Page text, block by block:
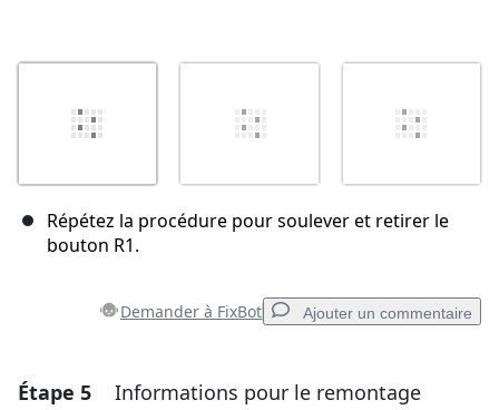
Répétez la procédure pour soulever et retirer le
bouton R1.
Demander à FixBot Ajouter un commentaire
Ajouter un commentaire
Étape 5 Informations pour le remontage